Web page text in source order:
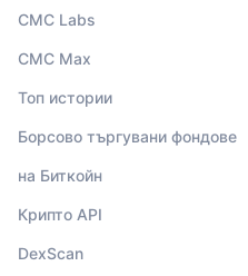
CMC Labs
CMC Max
Топ истории
Борсово търгувани фондове
на Биткойн
Крипто API
DexScan